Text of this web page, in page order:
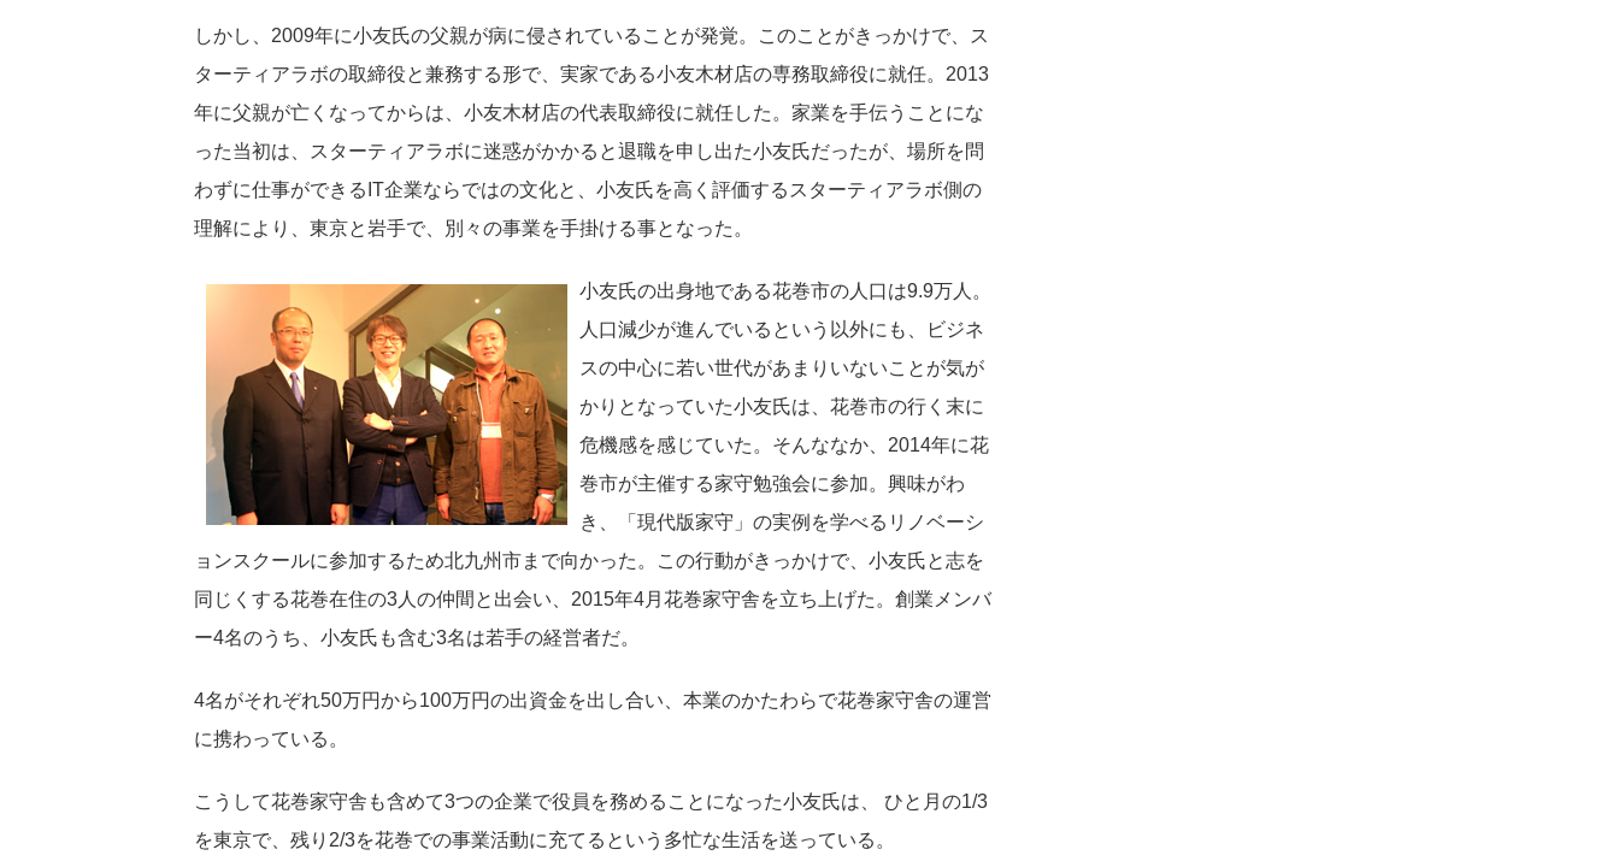
しかし、2009年に小友氏の父親が病に侵されていることが発覚。このことがきっかけで、ス
ターティアラボの取締役と兼務する形で、実家である小友木材店の専務取締役に就任。2013
年に父親が亡くなってからは、小友木材店の代表取締役に就任した。家業を手伝うことにな
った当初は、スターティアラボに迷惑がかかると退職を申し出た小友氏だったが、場所を問
わずに仕事ができるIT企業ならではの文化と、小友氏を高く評価するスターティアラボ側の
理解により、東京と岩手で、別々の事業を手掛ける事となった。
小友氏の出身地である花巻市の人口は9.9万人。
人口減少が進んでいるという以外にも、ビジネ
スの中心に若い世代があまりいないことが気が
かりとなっていた小友氏は、花巻市の行く末に
危機感を感じていた。そんななか、2014年に花
巻市が主催する家守勉強会に参加。興味がわ
き、「現代版家守」の実例を学べるリノベーシ
ョンスクールに参加するため北九州市まで向かった。この行動がきっかけで、小友氏と志を
同じくする花巻在住の3人の仲間と出会い、2015年4月花巻家守舎を立ち上げた。創業メンバ
ー4名のうち、小友氏も含む3名は若手の経営者だ。
4名がそれぞれ50万円から100万円の出資金を出し合い、本業のかたわらで花巻家守舎の運営
に携わっている。
こうして花巻家守舎も含めて3つの企業で役員を務めることになった小友氏は、 ひと月の1/3
を東京で、残り2/3を花巻での事業活動に充てるという多忙な生活を送っている。